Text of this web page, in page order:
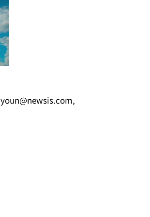
youn@newsis.com,